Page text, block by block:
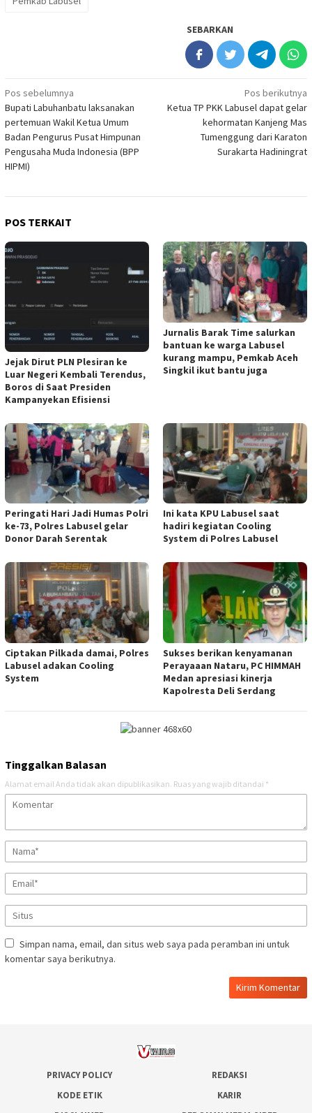
SEBARKAN
Navigasi
pos
Pos sebelumnya
Bupati Labuhanbatu laksanakan
pertemuan Wakil Ketua Umum
Badan Pengurus Pusat Himpunan
Pengusaha Muda Indonesia (BPP
HIPMI)
Pos berikutnya
Ketua TP PKK Labusel dapat gelar
kehormatan Kanjeng Mas
Tumenggung dari Karaton
Surakarta Hadiningrat
POS TERKAIT
Jejak Dirut PLN Plesiran ke
Luar Negeri Kembali Terendus,
Boros di Saat Presiden
Kampanyekan Efisiensi
Jurnalis Barak Time salurkan
bantuan ke warga Labusel
kurang mampu, Pemkab Aceh
Singkil ikut bantu juga
Peringati Hari Jadi Humas Polri
ke-73, Polres Labusel gelar
Donor Darah Serentak
Ini kata KPU Labusel saat
hadiri kegiatan Cooling
System di Polres Labusel
Ciptakan Pilkada damai, Polres
Labusel adakan Cooling
System
Sukses berikan kenyamanan
Perayaaan Nataru, PC HIMMAH
Medan apresiasi kinerja
Kapolresta Deli Serdang
Tinggalkan Balasan
Alamat email Anda tidak akan dipublikasikan. Ruas yang wajib ditandai *
Simpan nama, email, dan situs web saya pada peramban ini untuk
komentar saya berikutnya.
PRIVACY POLICY
REDAKSI
KODE ETIK
KARIR